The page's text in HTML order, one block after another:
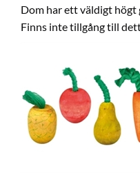
Dom har ett väldigt högt
Finns inte tillgång till